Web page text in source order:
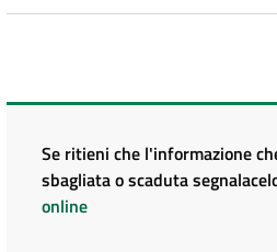
Se ritieni che l'informazione
sbagliata o scaduta
online